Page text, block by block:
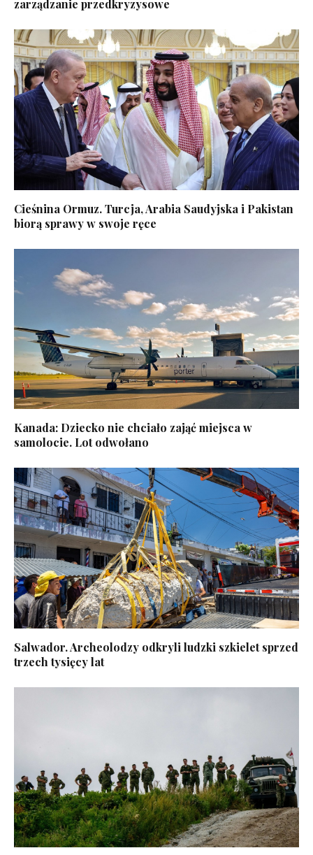
zarządzanie przedkryzysowe
Cieśnina Ormuz. Turcja, Arabia Saudyjska i Pakistan
biorą sprawy w swoje ręce
Kanada: Dziecko nie chciało zająć miejsca w
samolocie. Lot odwołano
Salwador. Archeolodzy odkryli ludzki szkielet sprzed
trzech tysięcy lat